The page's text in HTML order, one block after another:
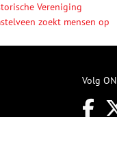
Vereniging
zoekt mensen op
Volg